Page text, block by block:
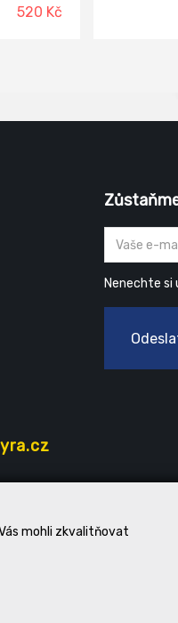
mohli zkvalitňovat
520 Kč
Nenechte si